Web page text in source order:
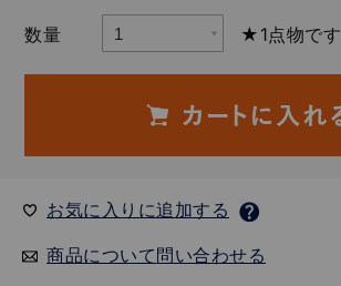
数量 ★1点物です
お気に入りに追加する
商品について問い合わせる